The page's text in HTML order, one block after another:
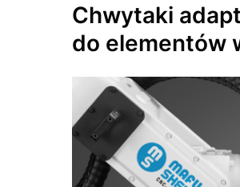
Chwytaki
do elementów